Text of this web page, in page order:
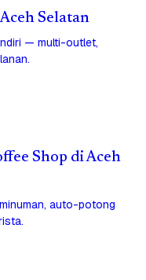
Selatan
— multi-outlet,
Shop di Aceh
auto-potong